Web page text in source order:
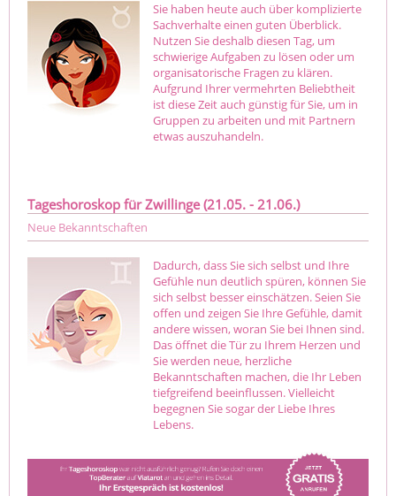
Sie haben heute auch über komplizierte
Sachverhalte einen guten Überblick.
Nutzen Sie deshalb diesen Tag, um
schwierige Aufgaben zu lösen oder um
organisatorische Fragen zu klären.
Aufgrund Ihrer vermehrten Beliebtheit
ist diese Zeit auch günstig für Sie, um in
Gruppen zu arbeiten und mit Partnern
etwas auszuhandeln.
Tageshoroskop für Zwillinge (21.05. - 21.06.)
Neue Bekanntschaften
Dadurch, dass Sie sich selbst und Ihre
Gefühle nun deutlich spüren, können Sie
sich selbst besser einschätzen. Seien Sie
offen und zeigen Sie Ihre Gefühle, damit
andere wissen, woran Sie bei Ihnen sind.
Das öffnet die Tür zu Ihrem Herzen und
Sie werden neue, herzliche
Bekanntschaften machen, die Ihr Leben
tiefgreifend beeinflussen. Vielleicht
begegnen Sie sogar der Liebe Ihres
Lebens.